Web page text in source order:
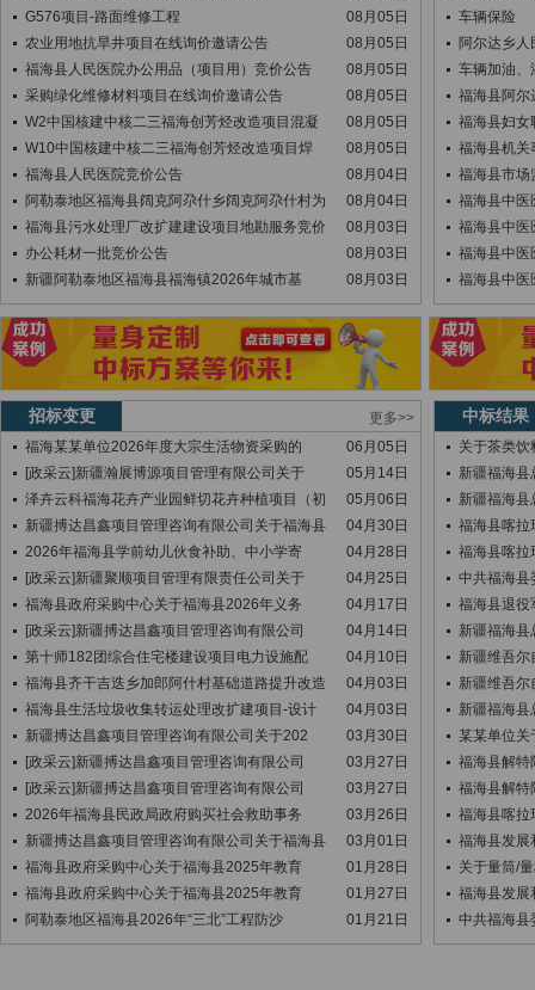
G576项目-路面维修工程
08月05日
农业用地抗旱井项目在线询价邀请公告
08月05日
福海县人民医院办公用品（项目用）竞价公告
08月05日
采购绿化维修材料项目在线询价邀请公告
08月05日
W2中国核建中核二三福海创芳烃改造项目混凝
08月05日
W10中国核建中核二三福海创芳烃改造项目焊
08月05日
福海县人民医院竞价公告
08月04日
阿勒泰地区福海县阔克阿尕什乡阔克阿尕什村为
08月04日
福海县污水处理厂改扩建建设项目地勘服务竞价
08月03日
办公耗材一批竞价公告
08月03日
新疆阿勒泰地区福海县福海镇2026年城市基
08月03日
车辆保险
阿尔达乡
车辆加油、
福海县阿尔
福海县妇女
福海县机关
福海县市场
福海县中医
福海县中医
福海县中医
福海县中医
招标变更
更多>>
福海某某单位2026年度大宗生活物资采购的
06月05日
[政采云]新疆瀚展博源项目管理有限公司关于
05月14日
泽卉云科福海花卉产业园鲜切花卉种植项目（初
05月06日
新疆搏达昌鑫项目管理咨询有限公司关于福海县
04月30日
2026年福海县学前幼儿伙食补助、中小学寄
04月28日
[政采云]新疆聚顺项目管理有限责任公司关于
04月25日
福海县政府采购中心关于福海县2026年义务
04月17日
[政采云]新疆搏达昌鑫项目管理咨询有限公司
04月14日
第十师182团综合住宅楼建设项目电力设施配
04月10日
福海县齐干吉迭乡加郎阿什村基础道路提升改造
04月03日
福海县生活垃圾收集转运处理改扩建项目-设计
04月03日
新疆搏达昌鑫项目管理咨询有限公司关于202
03月30日
[政采云]新疆搏达昌鑫项目管理咨询有限公司
03月27日
[政采云]新疆搏达昌鑫项目管理咨询有限公司
03月27日
2026年福海县民政局政府购买社会救助事务
03月26日
新疆搏达昌鑫项目管理咨询有限公司关于福海县
03月01日
福海县政府采购中心关于福海县2025年教育
01月28日
福海县政府采购中心关于福海县2025年教育
01月27日
阿勒泰地区福海县2026年“三北”工程防沙
01月21日
中标结果
关于茶类饮
新疆福海
新疆福海
福海县喀拉
福海县喀拉
中共福海县
福海县退役
新疆福海县
新疆维吾
新疆维吾
新疆福海
某某单位关
福海县解特
福海县解特
福海县喀拉
福海县发展
关于量筒/
福海县发展
中共福海县